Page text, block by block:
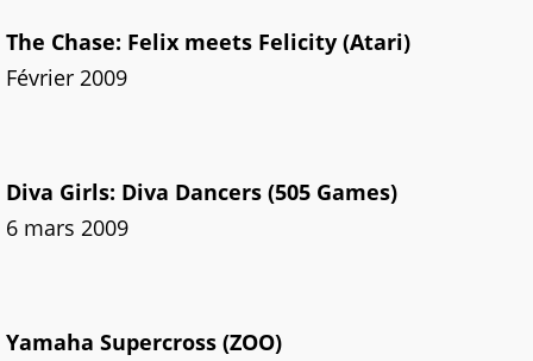
The Chase: Felix meets Felicity (Atari)
Février 2009
Diva Girls: Diva Dancers (505 Games)
6 mars 2009
Yamaha Supercross (ZOO)